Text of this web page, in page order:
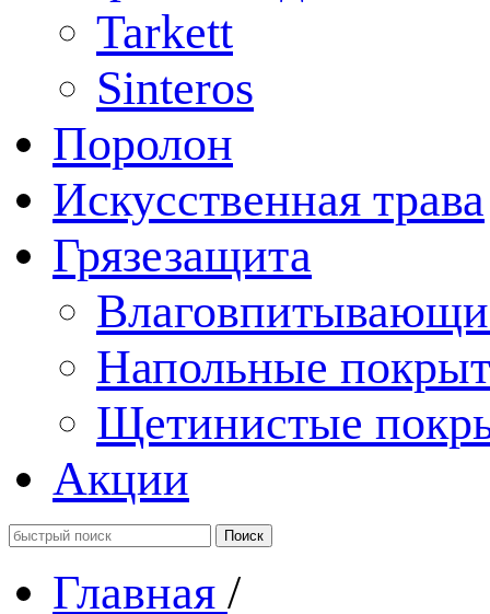
Tarkett
Sinteros
Поролон
Искусственная трава
Грязезащита
Напольные
Щетинистые
Акции
Главная /